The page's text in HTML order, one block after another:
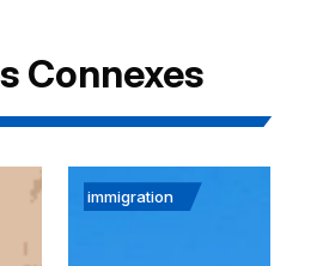
Connexes
immigration